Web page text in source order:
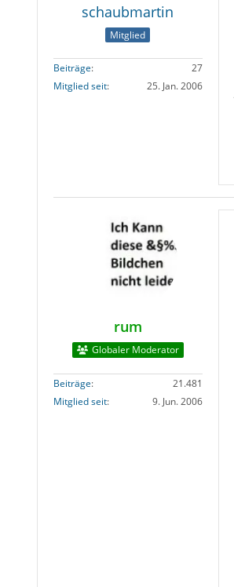
schaubmartin
Mitglied
Beiträge
27
Mitglied seit
25. Jan. 2006
rum
Globaler Moderator
Beiträge
21.481
Mitglied seit
9. Jun. 2006